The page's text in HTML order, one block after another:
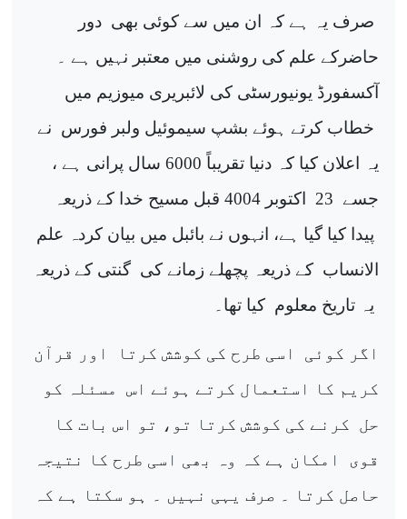
صرف یہ ہے کہ ان میں سے کوئی بھی دور
حاضرکے علم کی روشنی میں معتبر نہیں ہے ۔
آکسفورڈ یونیورسٹی کی لائبریری میوزیم میں
خطاب کرتے ہوئے بشپ سیموئیل ولبر فورس نے
یہ اعلان کیا کہ دنیا تقریباً 6000 سال پرانی ہے ،
جسے 23
اکتوبر 4004 قبل مسیح خدا کے ذریعہ
پیدا کیا گیا ہے، انہوں نے بائبل میں بیان کردہ علم
الانساب کے ذریعہ پچھلے زمانے کی گنتی کے ذریعہ
یہ تاریخ معلوم کیا تھا۔
اگر کوئی اسی طرح کی کوشش کرتا
اور قرآن
کریم کا استعمال کرتے ہوئے اس
مسئلہ کو
حل
کرنے کی کوشش کرتا تو، تو اس بات کا
قوی
امکان ہے کہ وہ بھی اسی طرح کا نتیجہ
حاصل کرتا ۔ صرف یہی نہیں ۔ ہو سکتا ہے کہ